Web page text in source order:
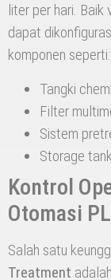
liter per hari.
dapat
komponen seperti:
Tangki
Filter
Sistem
Storage
Kontrol
Otomasi
Salah satu
Treatment